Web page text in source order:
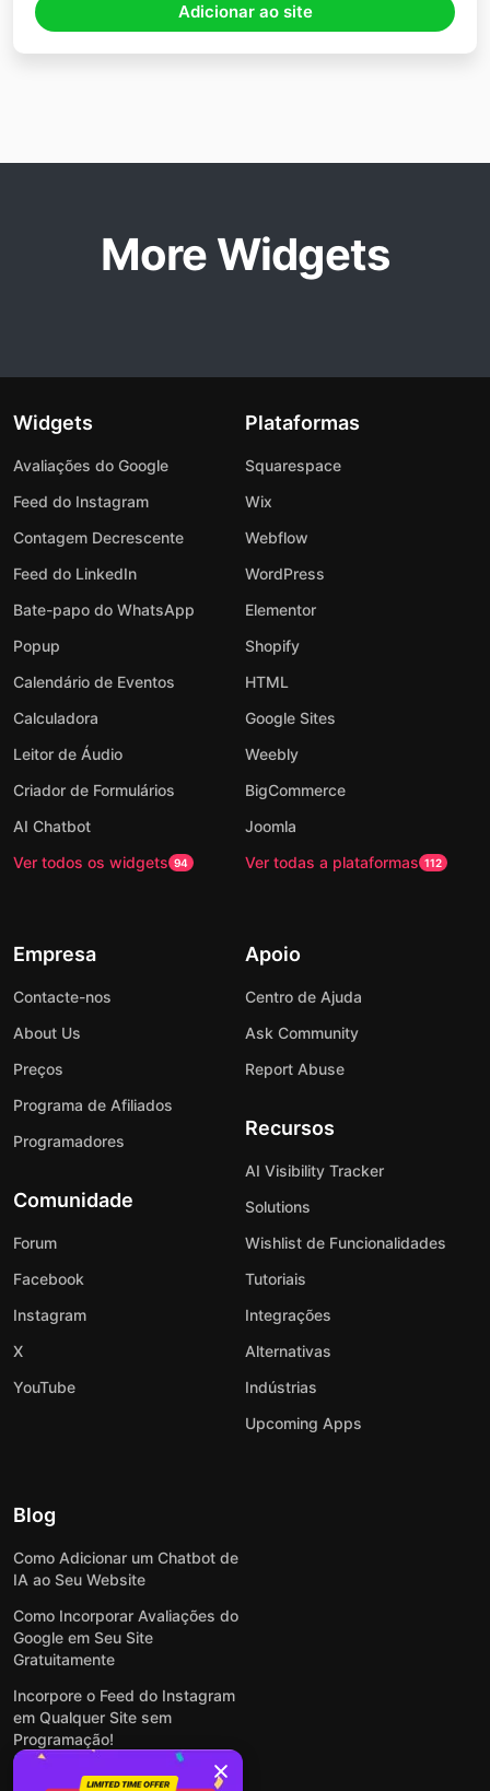
Adicionar ao site
More Widgets
Widgets
Avaliações do Google
Feed do Instagram
Contagem Decrescente
Feed do LinkedIn
Bate-papo do WhatsApp
Popup
Calendário de Eventos
Calculadora
Leitor de Áudio
Criador de Formulários
AI Chatbot
Ver todos os widgets 94
Plataformas
Squarespace
Wix
Webflow
WordPress
Elementor
Shopify
HTML
Google Sites
Weebly
BigCommerce
Joomla
Ver todas a plataformas 112
Empresa
Contacte-nos
About Us
Preços
Programa de Afiliados
Programadores
Comunidade
Forum
Facebook
Instagram
X
YouTube
Apoio
Centro de Ajuda
Ask Community
Report Abuse
Recursos
AI Visibility Tracker
Solutions
Wishlist de Funcionalidades
Tutoriais
Integrações
Alternativas
Indústrias
Upcoming Apps
Blog
Como Adicionar um Chatbot de
IA ao Seu Website
Como Incorporar Avaliações do
Google em Seu Site
Gratuitamente
Incorpore o Feed do Instagram
em Qualquer Site sem
Programação!
Como Incorporar Formulários